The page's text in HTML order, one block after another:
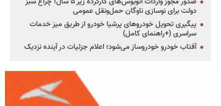
دولت برای نوسازی ناوگان حمل‌ونقل عمومی
پیگیری تحویل خودروهای پرشیا خودرو از طریق میز خدمات
سراسری (+راهنمای کامل)
آفتاب خودرو خودروساز می‌شود؛ اعلام جزئیات در آینده نزدیک